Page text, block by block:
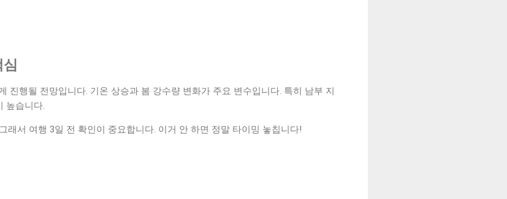
진행될 전망입니다. 기온 상승과 봄 강수량 변화가 주요 변수입니다. 특히 남부 지
높습니다.
래서 여행 3일 전 확인이 중요합니다. 이거 안 하면 정말 타이밍 놓칩니다!